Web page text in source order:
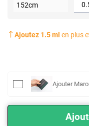
152cm
Ajoutez 1.5ml en plus
Ajouter